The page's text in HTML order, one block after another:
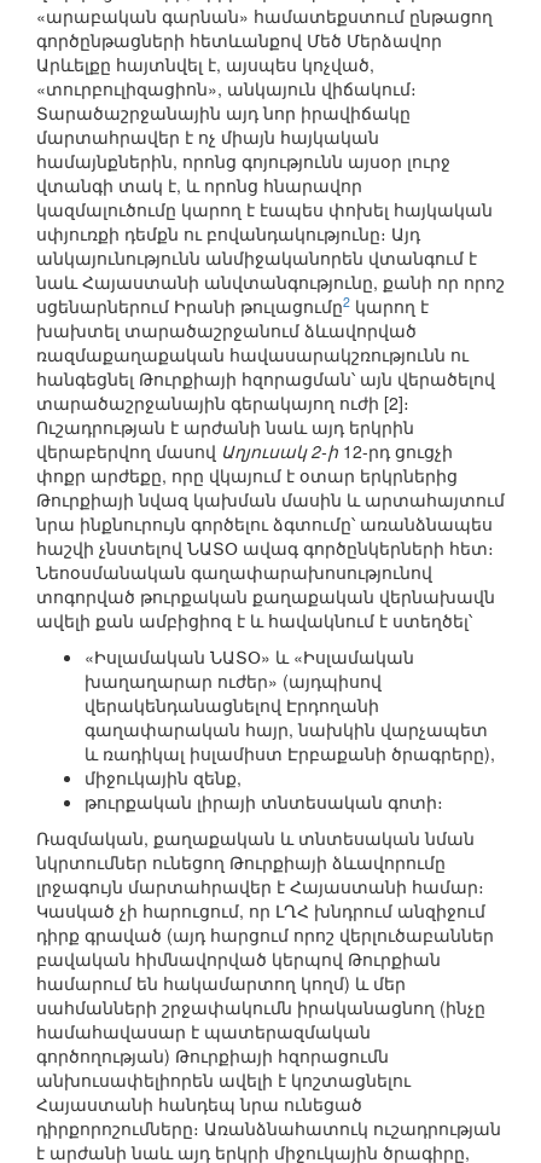
«արաբական գարնան» համատեքստում ընթացող
գործընթացների հետևանքով Մեծ Մերձավոր
Արևելքը հայտնվել է, այսպես կոչված,
«տուրբուլիզացիոն», անկայուն վիճակում։
Տարածաշրջանային այդ նոր իրավիճակը
մարտահրավեր է ոչ միայն հայկական
համայնքներին, որոնց գոյությունն այսօր լուրջ
վտանգի տակ է, և որոնց հնարավոր
կազմալուծումը կարող է էապես փոխել հայկական
սփյուռքի դեմքն ու բովանդակությունը։ Այդ
անկայունությունն անմիջականորեն վտանգում է
նաև Հայաստանի անվտանգությունը, քանի որ որոշ
սցենարներում Իրանի թուլացումը2 կարող է
խախտել տարածաշրջանում ձևավորված
ռազմաքաղաքական հավասարակշռությունն ու
հանգեցնել Թուրքիայի հզորացման՝ այն վերածելով
տարածաշրջանային գերակայող ուժի [2]։
Ուշադրության է արժանի նաև այդ երկրին
վերաբերվող մասով Աղյուսակ 2-ի 12-րդ ցուցչի
փոքր արժեքը, որը վկայում է օտար երկրներից
Թուրքիայի նվազ կախման մասին և արտահայտում
նրա ինքնուրույն գործելու ձգտումը՝ առանձնապես
հաշվի չնստելով ՆԱՏՕ ավագ գործընկերների հետ։
Նեոօսմանական գաղափարախոսությունով
տոգորված թուրքական քաղաքական վերնախավն
ավելի քան ամբիցիոզ է և հավակնում է ստեղծել՝
«Իսլամական ՆԱՏՕ» և «Իսլամական
խաղաղարար ուժեր» (այդպիսով
վերակենդանացնելով Էրդողանի
գաղափարական հայր, նախկին վարչապետ
և ռադիկալ իսլամիստ Էրբաքանի ծրագրերը),
միջուկային զենք,
թուրքական լիրայի տնտեսական գոտի։
Ռազմական, քաղաքական և տնտեսական նման
նկրտումներ ունեցող Թուրքիայի ձևավորումը
լրջագույն մարտահրավեր է Հայաստանի համար։
Կասկած չի հարուցում, որ ԼՂՀ խնդրում անզիջում
դիրք գրաված (այդ հարցում որոշ վերլուծաբաններ
բավական հիմնավորված կերպով Թուրքիան
համարում են հակամարտող կողմ) և մեր
սահմանների շրջափակումն իրականացնող (ինչը
համահավասար է պատերազմական
գործողության) Թուրքիայի հզորացումն
անխուսափելիորեն ավելի է կոշտացնելու
Հայաստանի հանդեպ նրա ունեցած
դիրքորոշումները։ Առանձնահատուկ ուշադրության
է արժանի նաև այդ երկրի միջուկային ծրագիրը,